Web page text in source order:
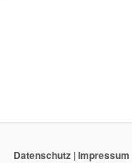
Datenschutz |Impressum